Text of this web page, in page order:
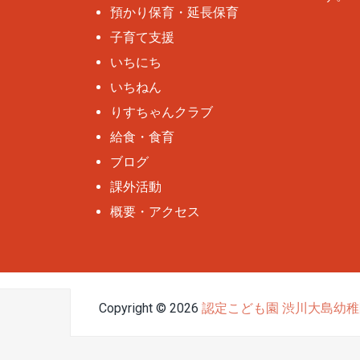
預かり保育・延長保育
子育て支援
いちにち
いちねん
りすちゃんクラブ
給食・食育
ブログ
課外活動
概要・アクセス
Copyright © 2026 認定こども園 渋川大島幼